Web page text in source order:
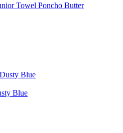
Towel Poncho Butter
Blue